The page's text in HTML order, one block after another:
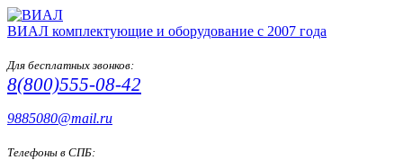
ВИАЛ комплектующие и оборудование с 2007 года
Для бесплатных звонков:
8(800)555-08-42
9885080@mail.ru
Телефоны в СПБ: